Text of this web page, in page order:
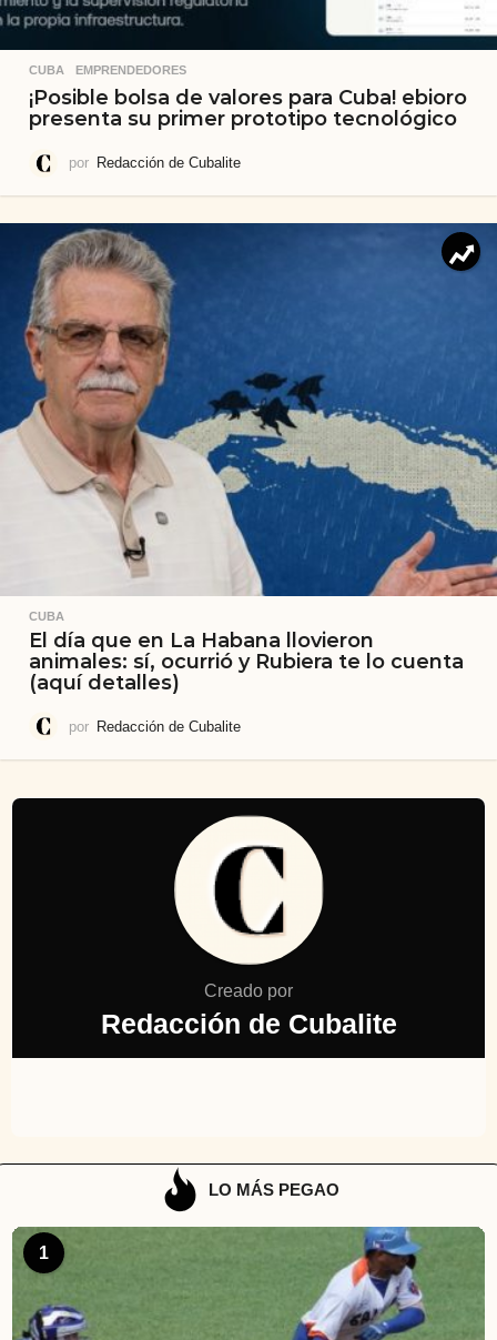
CUBA ,EMPRENDEDORES
¡Posible bolsa de valores para Cuba! ebioro
presenta su primer prototipo tecnológico
por Redacción de Cubalite
CUBA
El día que en La Habana llovieron
animales: sí, ocurrió y Rubiera te lo cuenta
(aquí detalles)
por Redacción de Cubalite
Creado por
Redacción de Cubalite
LO MÁS PEGAO
1